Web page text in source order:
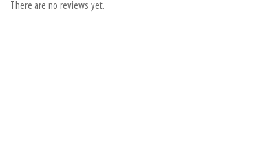
There are no reviews yet.